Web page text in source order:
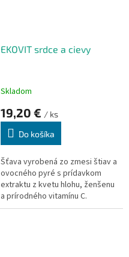
EKOVIT srdce a cievy
Skladom
19,20 € / ks
Do košíka
Šťava vyrobená zo zmesi štiav a
ovocného pyré s prídavkom
extraktu z kvetu hlohu, ženšenu
a prírodného vitamínu C.
Pasterizované.